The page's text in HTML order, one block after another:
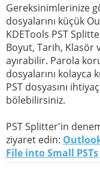
Gereksinimlerinize
dosyalarını küçük
KDETools PST
Boyut, Tarih, Klasör
ayırabilir. Parola
dosyalarını kolayca
PST dosyasını
bölebilirsiniz.
PST Splitter'in
ziyaret edin:
File into Small PSTs